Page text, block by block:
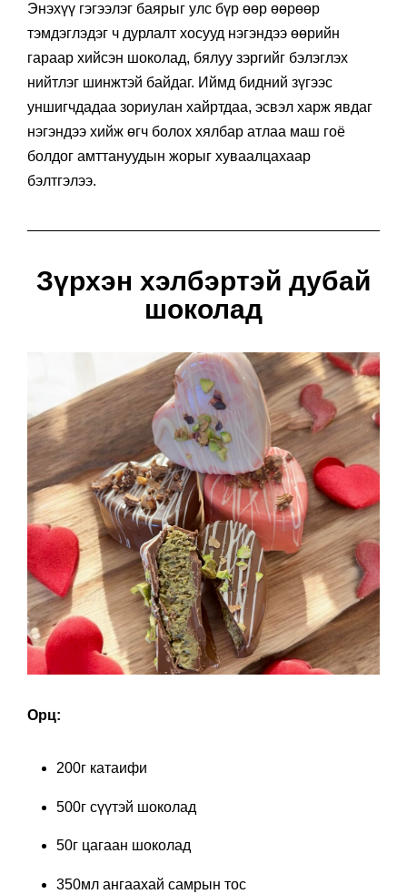
Энэхүү гэгээлэг баярыг улс бүр өөр өөрөөр
тэмдэглэдэг ч дурлалт хосууд нэгэндээ өөрийн
гараар хийсэн шоколад, бялуу зэргийг бэлэглэх
нийтлэг шинжтэй байдаг. Иймд бидний зүгээс
уншигчдадаа зориулан хайртдаа, эсвэл харж явдаг
нэгэндээ хийж өгч болох хялбар атлаа маш гоё
болдог амттануудын жорыг хуваалцахаар
бэлтгэлээ.
Зүрхэн хэлбэртэй дубай
шоколад
Орц:
200г катаифи
500г сүүтэй шоколад
50г цагаан шоколад
350мл ангаахай самрын тос